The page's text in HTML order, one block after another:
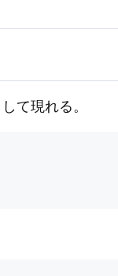
て現れる。